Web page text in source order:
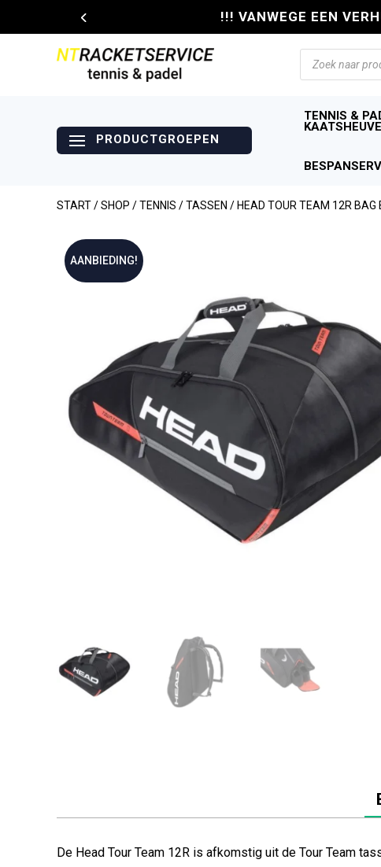
!!! VANWEGE EEN
Producten
zoeken
TENNIS &
START/SHOP /TENNIS /TASSEN / HEAD TOUR TEAM 12R BAG
AANBIEDING!
De Head Tour Team 12R is afkomstig uit de Tour Team